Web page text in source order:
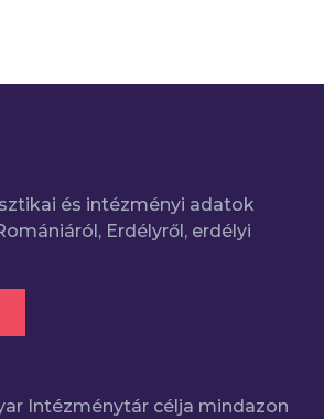
és intézményi adatok
Erdélyről, erdélyi
Intézménytár célja mindazon